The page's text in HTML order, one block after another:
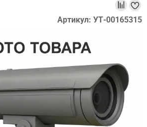
Артикул: УТ-00165315